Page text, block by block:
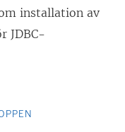
installation av
JDBC-